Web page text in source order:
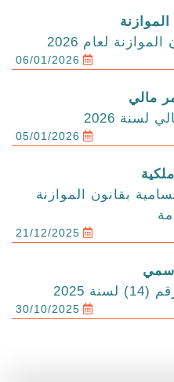
الموازنة
لعام 2026
06/01/2026
مالي
لسنة 2026
05/01/2026
بقانون الموازنة
21/12/2025
2025
30/10/2025